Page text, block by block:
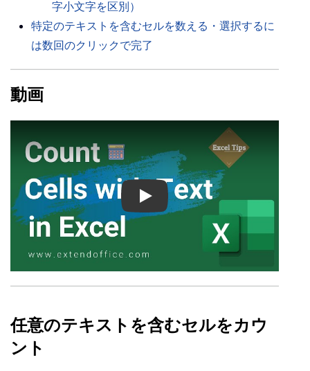
字小文字を区別）
特定のテキストを含むセルを数える・選択するに
は数回のクリックで完了
動画
Play
任意のテキストを含むセルをカウ
ント